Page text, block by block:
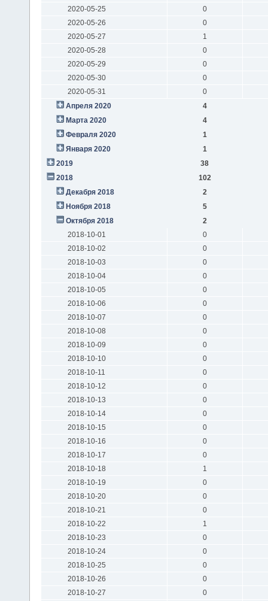
2020-05-25
0
2020-05-26
0
2020-05-27
1
2020-05-28
0
2020-05-29
0
2020-05-30
0
2020-05-31
0
Апреля 2020
4
Марта 2020
4
Февраля 2020
1
Января 2020
1
2019
38
2018
102
Декабря 2018
2
Ноября 2018
5
Октября 2018
2
2018-10-01
0
2018-10-02
0
2018-10-03
0
2018-10-04
0
2018-10-05
0
2018-10-06
0
2018-10-07
0
2018-10-08
0
2018-10-09
0
2018-10-10
0
2018-10-11
0
2018-10-12
0
2018-10-13
0
2018-10-14
0
2018-10-15
0
2018-10-16
0
2018-10-17
0
2018-10-18
1
2018-10-19
0
2018-10-20
0
2018-10-21
0
2018-10-22
1
2018-10-23
0
2018-10-24
0
2018-10-25
0
2018-10-26
0
2018-10-27
0